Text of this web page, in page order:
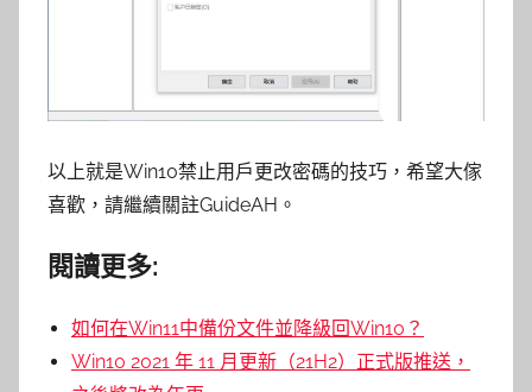
以上就是Win10禁止用戶更改密碼的技巧，希望大傢
喜歡，請繼續關註GuideAH。
閱讀更多:
如何在Win11中備份文件並降級回Win10？
Win10 2021 年 11 月更新（21H2）正式版推送，